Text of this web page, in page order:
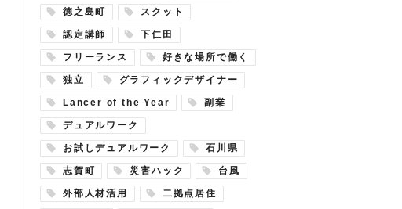
徳之島町 スクット
認定講師 下仁田
フリーランス 好きな場所で働く
独立 グラフィックデザイナー
Lancer of the Year 副業
デュアルワーク
お試しデュアルワーク 石川県
志賀町 災害ハック 台風
外部人材活用 二拠点居住